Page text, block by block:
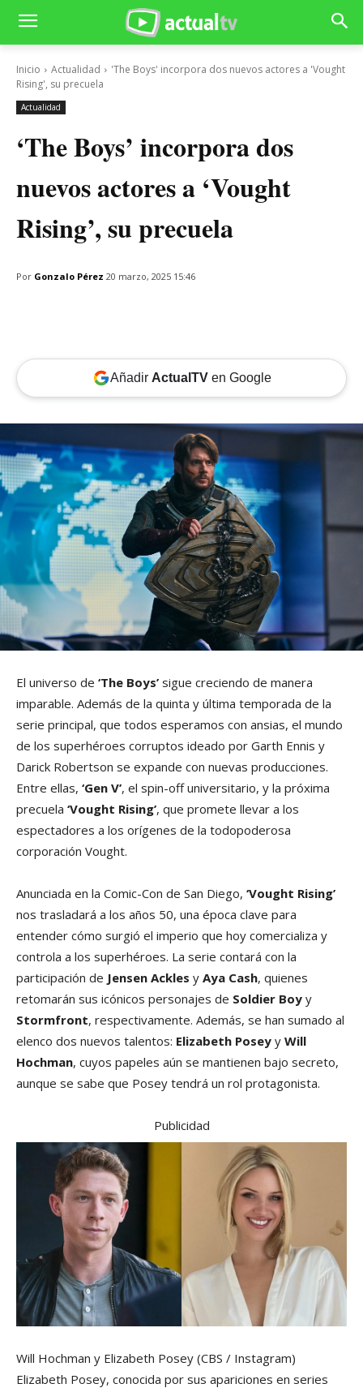
Inicio Actualidad
'The Boys' incorpora dos nuevos actores a 'Vought
Rising', su precuela
Actualidad
‘The Boys’ incorpora dos
nuevos actores a ‘Vought
Rising’, su precuela
Por Gonzalo Pérez 20 marzo, 2025 15:46
Añadir ActualTVen Google
El universo de ‘The Boys’ sigue creciendo de manera
imparable. Además de la quinta y última temporada de la
serie principal, que todos esperamos con ansias, el mundo
de los superhéroes corruptos ideado por Garth Ennis y
Darick Robertson se expande con nuevas producciones.
Entre ellas, ‘Gen V’, el spin-off universitario, y la próxima
precuela ‘Vought Rising’, que promete llevar a los
espectadores a los orígenes de la todopoderosa
corporación Vought.
Anunciada en la Comic-Con de San Diego, ‘Vought Rising’
nos trasladará a los años 50, una época clave para
entender cómo surgió el imperio que hoy comercializa y
controla a los superhéroes. La serie contará con la
participación de Jensen Ackles y Aya Cash, quienes
retomarán sus icónicos personajes de Soldier Boy y
Stormfront, respectivamente. Además, se han sumado al
elenco dos nuevos talentos: Elizabeth Posey y Will
Hochman, cuyos papeles aún se mantienen bajo secreto,
aunque se sabe que Posey tendrá un rol protagonista.
Publicidad
Will Hochman y Elizabeth Posey (CBS / Instagram)
Elizabeth Posey, conocida por sus apariciones en series